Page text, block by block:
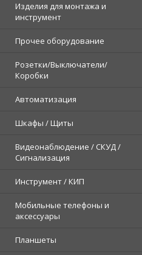
Изделия для монтажа и
инструмент
Прочее оборудование
Розетки/Выключатели/
Коробки
Автоматизация
Шкафы / Щиты
Видеонаблюдение / СКУД /
Сигнализация
Инструмент / КИП
Мобильные телефоны и
аксессуары
Планшеты